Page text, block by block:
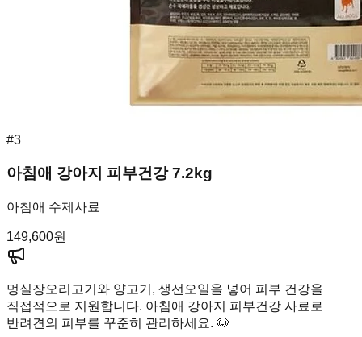
#3
아침애 강아지 피부건강 7.2kg
아침애 수제사료
149,600원
멍실장오리고기와 양고기, 생선오일을 넣어 피부 건강을
직접적으로 지원합니다. 아침애 강아지 피부건강 사료로
반려견의 피부를 꾸준히 관리하세요. 🐶